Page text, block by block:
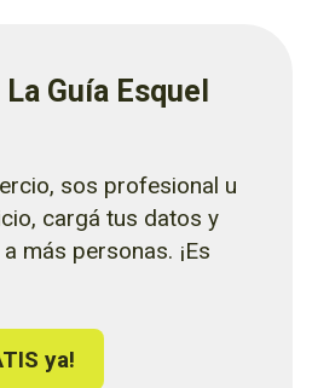
Guía Esquel
sos profesional u
cargá tus datos y
más personas. ¡Es
ya!